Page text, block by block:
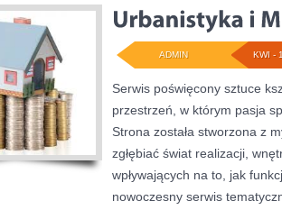
KWI -
ADMIN
Serwis poświęcony sztuce
przestrzeń, w którym pasja
Strona została stworzona z
zgłębiać świat realizacji,
wpływających na to, jak
nowoczesny serwis